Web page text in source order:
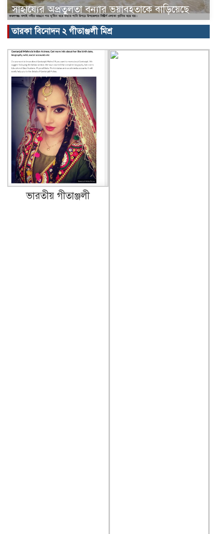
সাহায্যের অপ্রতুলতা বন্যার ভয়াবহতাকে বাড়িয়েছে
তারকা বিনোদন ২ গীতাঞ্জলী মিশ্র
ভারতীয় গীতাঞ্জলী